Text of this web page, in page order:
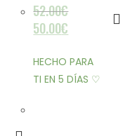
52.00€
50.00€
HECHO PARA
TI EN 5 DÍAS ♡